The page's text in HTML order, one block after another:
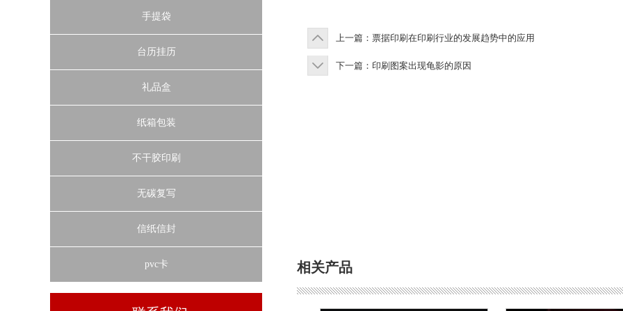
手提袋
台历挂历
礼品盒
纸箱包装
不干胶印刷
无碳复写
信纸信封
pvc卡
上一篇： 票据印刷在印刷行业的发展趋势中的应用
下一篇： 印刷图案出现龟影的原因
相关产品